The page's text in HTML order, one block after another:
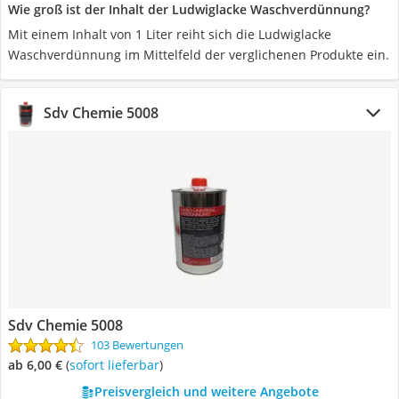
Wie groß ist der Inhalt der Ludwiglacke Waschverdünnung?
Mit einem Inhalt von 1 Liter reiht sich die Ludwiglacke
Waschverdünnung im Mittelfeld der verglichenen Produkte ein.
Sdv Chemie 5008
Sdv Chemie 5008
103 Bewertungen
ab 6,00 € ( Sofort lieferbar)
Preisvergleich und weitere Angebote